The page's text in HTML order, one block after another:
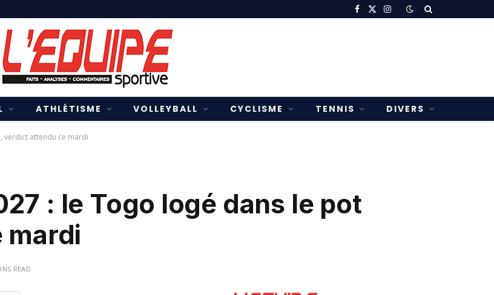
Facebook
X
Instagram
ATHLÉTISME VOLLEYBALL CYCLISME TENNIS DIVERS
verdict attendu ce mardi
: le Togo logé dans le pot
mardi
READ